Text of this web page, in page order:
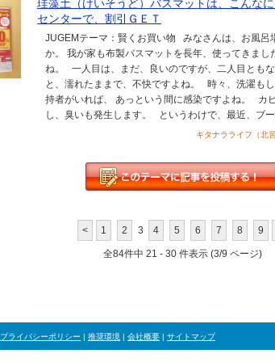
珪藻土（けいそうど）バスマットは、こんな
センターで、割引ＧＥＴ
JUGEMテーマ：賢くお買い物 みなさんは、お風呂
か。 我が家も布製バスマットを長年、使ってきまし
ね。 一人目は、まだ、良いのですが、二人目とも
と、濡れたままで、不快ですよね。 時々、洗濯も
持者がいれば、 あっという間に感染ですよね。 カ
し、臭いも発生します。 というわけで、最近、ブ
キタナラライフ（北
< 1 2 3 4 5 6 7 8 9
全84件中 21 - 30 件表示 (3/9 ページ)
プライバシーポリシー | 推奨環境 | 会社概要 | サイトマップ